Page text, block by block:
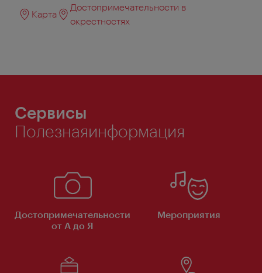
Карта
Достопримечательности в
окрестностях
Сервисы
Полезнаяинформация
Достопримечательности
от А до Я
Мероприятия